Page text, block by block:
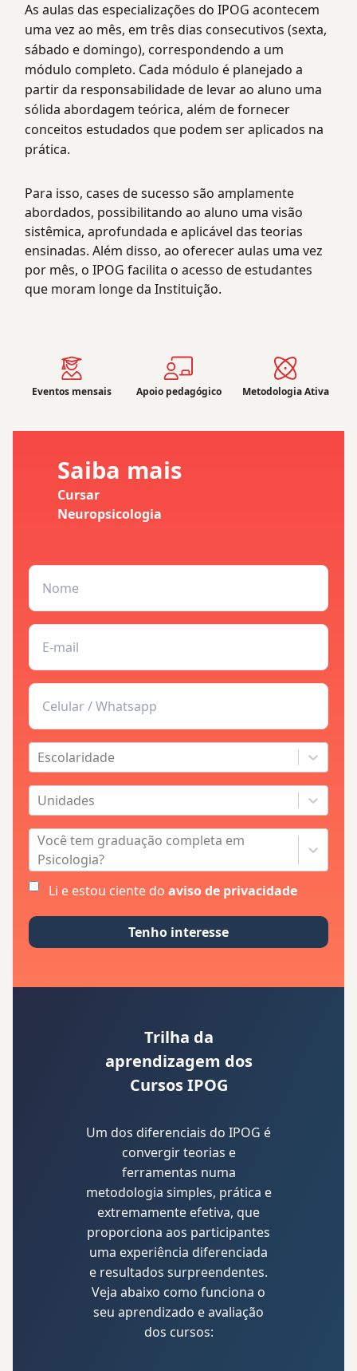
As aulas das especializações do IPOG acontecem
uma vez ao mês, em três dias consecutivos (sexta,
sábado e domingo), correspondendo a um
módulo completo. Cada módulo é planejado a
partir da responsabilidade de levar ao aluno uma
sólida abordagem teórica, além de fornecer
conceitos estudados que podem ser aplicados na
prática.
Para isso, cases de sucesso são amplamente
abordados, possibilitando ao aluno uma visão
sistêmica, aprofundada e aplicável das teorias
ensinadas. Além disso, ao oferecer aulas uma vez
por mês, o IPOG facilita o acesso de estudantes
que moram longe da Instituição.
Eventos mensais Apoio pedagógico Metodologia Ativa
Saiba mais
Cursar
Neuropsicologia
Escolaridade
Unidades
Você tem graduação completa em
Psicologia?
Li e estou ciente do aviso de privacidade
Tenho interesse
Trilha da
aprendizagem dos
Cursos IPOG
Um dos diferenciais do IPOG é
convergir teorias e
ferramentas numa
metodologia simples, prática e
extremamente efetiva, que
proporciona aos participantes
uma experiência diferenciada
e resultados surpreendentes.
Veja abaixo como funciona o
seu aprendizado e avaliação
dos cursos: